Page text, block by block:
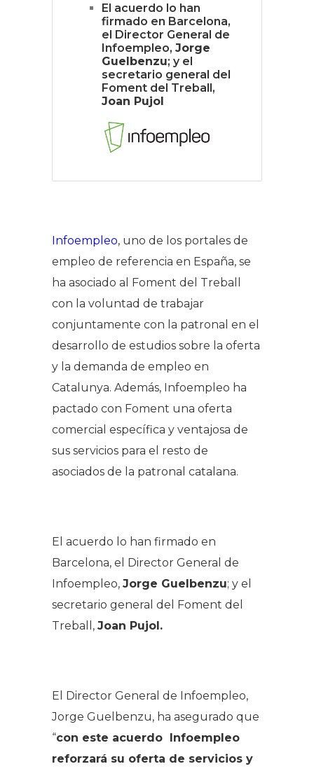
El acuerdo lo han
firmado en Barcelona,
el Director General de
Infoempleo, Jorge
Guelbenzu; y el
secretario general del
Foment del Treball,
Joan Pujol
Infoempleo, uno de los portales de
empleo de referencia en España, se
ha asociado al Foment del Treball
con la voluntad de trabajar
conjuntamente con la patronal en el
desarrollo de estudios sobre la oferta
y la demanda de empleo en
Catalunya. Además, Infoempleo ha
pactado con Foment una oferta
comercial específica y ventajosa de
sus servicios para el resto de
asociados de la patronal catalana.
El acuerdo lo han firmado en
Barcelona, el Director General de
Infoempleo, Jorge Guelbenzu; y el
secretario general del Foment del
Treball, Joan Pujol.
El Director General de Infoempleo,
Jorge Guelbenzu, ha asegurado que
“con este acuerdo Infoempleo
reforzará su oferta de servicios y